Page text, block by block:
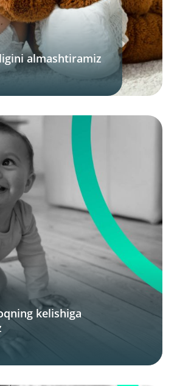
almashtiramiz
kelishiga